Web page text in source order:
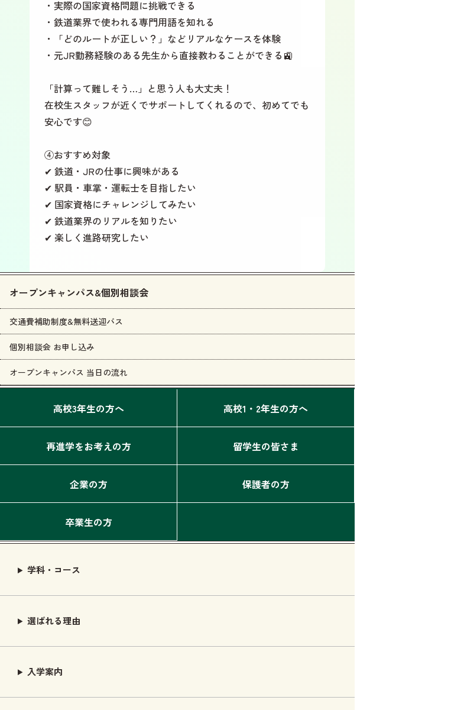
・実際の国家資格問題に挑戦できる
・鉄道業界で使われる専門用語を知れる
・「どのルートが正しい？」などリアルなケースを体験
・元JR勤務経験のある先生から直接教わることができる🚉
「計算って難しそう…」と思う人も大丈夫！
在校生スタッフが近くでサポートしてくれるので、初めてでも
安心です😊
④おすすめ対象
✔ 鉄道・JRの仕事に興味がある
✔ 駅員・車掌・運転士を目指したい
✔ 国家資格にチャレンジしてみたい
✔ 鉄道業界のリアルを知りたい
✔ 楽しく進路研究したい
オープンキャンパス&個別相談会
交通費補助制度&無料送迎バス
個別相談会 お申し込み
オープンキャンパス 当日の流れ
高校3年生の方へ 高校1・2年生の方へ
再進学をお考えの方 留学生の皆さま
企業の方 保護者の方
卒業生の方
学科・コース
選ばれる理由
入学案内